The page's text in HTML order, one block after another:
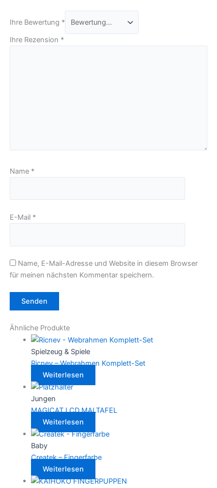
Ihre Bewertung *
Ihre Rezension *
Name *
E-Mail *
Name, E-Mail-Adresse und Website in diesem Browser
für meinen nächsten Kommentar speichern.
Ähnliche Produkte
Spielzeug & Spiele
Ricnev – Webrahmen Komplett-Set
Weiterlesen
Jungen
MAGICAT LCD MALTAFEL
Weiterlesen
Baby
Createk – Fingerfarbe
Weiterlesen